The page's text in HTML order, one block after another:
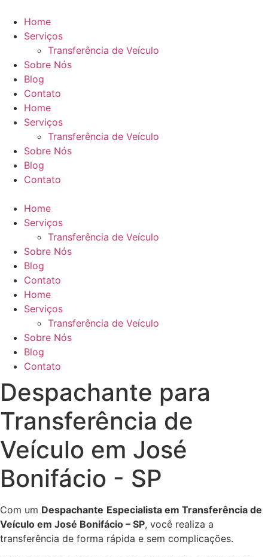
para
conteúdo
Home
Serviços
Transferência de Veículo
Sobre Nós
Blog
Contato
Home
Serviços
Transferência de Veículo
Sobre Nós
Blog
Contato
Home
Serviços
Transferência de Veículo
Sobre Nós
Blog
Contato
Home
Serviços
Transferência de Veículo
Sobre Nós
Blog
Contato
Despachante para
Transferência de
Veículo em José
Bonifácio - SP
Com um Despachante Especialista em Transferência de
Veículo em José Bonifácio – SP, você realiza a
transferência de forma rápida e sem complicações.